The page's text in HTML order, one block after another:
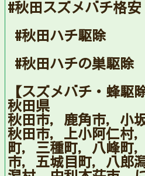
#秋田スズメバチ格安
#秋田ハチ駆除
#秋田ハチの巣駆除
【スズメバチ・蜂駆
秋田県
秋田市，鹿角市，小
秋田市，上小阿仁村
町，三種町，八峰町
市，五城目町，八郎